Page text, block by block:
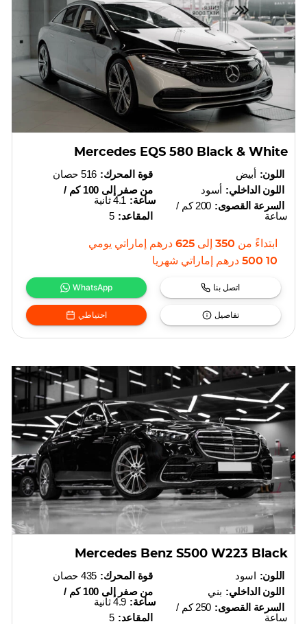
Mercedes EQS 580 Black & White
قوة المحرك: 516 حصان
من صفر إلى 100 كم /
ساعة: 4.1 ثانية
المقاعد: 5
اللون: أبيض
اللون الداخلي: أسود
السرعة القصوى:
200 كم /
ساعة
ابتداءً من 350 إلى 625 درهم إماراتي يومي
10 500
درهم إماراتي شهريا
WhatsApp اتصل بنا
احتياطي تفاصيل
Mercedes Benz S500 W223 Black
قوة المحرك: 435 حصان
من صفر إلى 100 كم /
ساعة: 4.9 ثانية
المقاعد: 5
اللون: اسود
اللون الداخلي: بني
السرعة القصوى:
250 كم /
ساعة